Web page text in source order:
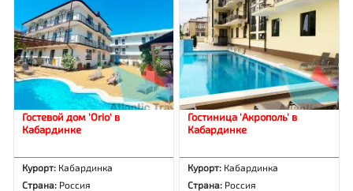
Гостевой дом 'Orio' в
Кабардинке
Курорт: Кабардинка
Страна: Россия
Гостиница 'Акрополь' в
Кабардинке
Курорт: Кабардинка
Страна: Россия